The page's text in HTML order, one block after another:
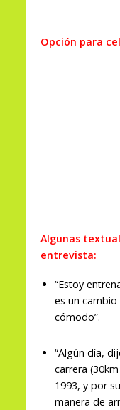
Opción para
Algunas
entrevista:
“Estoy
es un
cómodo”.
“Algún día,
carrera
1993, y por
manera de